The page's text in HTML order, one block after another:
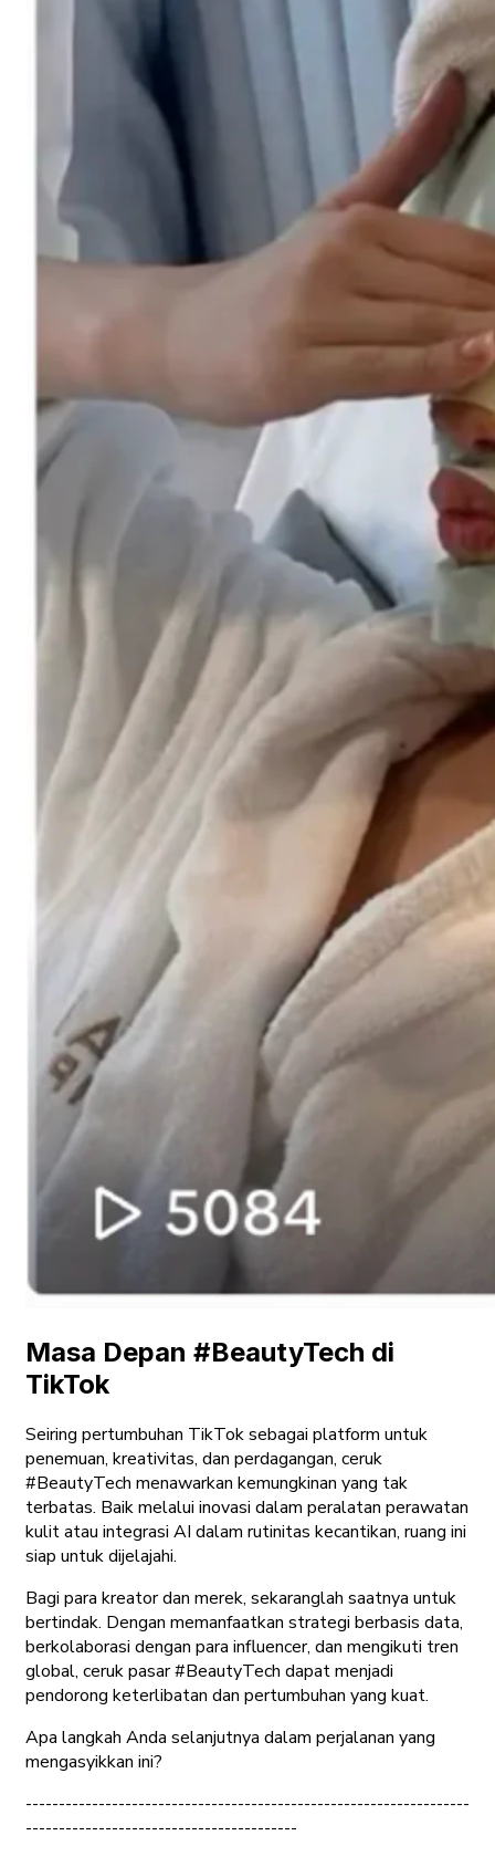
Masa Depan #BeautyTech di
TikTok
Seiring pertumbuhan TikTok sebagai platform untuk
penemuan, kreativitas, dan perdagangan, ceruk
#BeautyTech menawarkan kemungkinan yang tak
terbatas. Baik melalui inovasi dalam peralatan perawatan
kulit atau integrasi AI dalam rutinitas kecantikan, ruang ini
siap untuk dijelajahi.
Bagi para kreator dan merek, sekaranglah saatnya untuk
bertindak. Dengan memanfaatkan strategi berbasis data,
berkolaborasi dengan para influencer, dan mengikuti tren
global, ceruk pasar #BeautyTech dapat menjadi
pendorong keterlibatan dan pertumbuhan yang kuat.
Apa langkah Anda selanjutnya dalam perjalanan yang
mengasyikkan ini?
-------------------------------------------------------------------
-----------------------------------------